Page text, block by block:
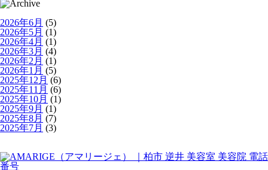
2026年6月 (5)
2026年5月 (1)
2026年4月 (1)
2026年3月 (4)
2026年2月 (1)
2026年1月 (5)
2025年12月 (6)
2025年11月 (6)
2025年10月 (1)
2025年9月 (1)
2025年8月 (7)
2025年7月 (3)